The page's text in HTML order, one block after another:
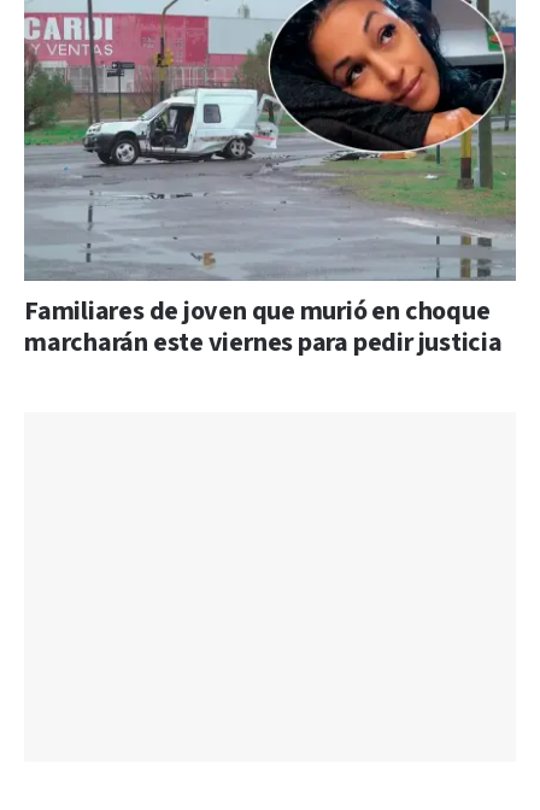
Familiares de joven que murió en choque
marcharán este viernes para pedir justicia